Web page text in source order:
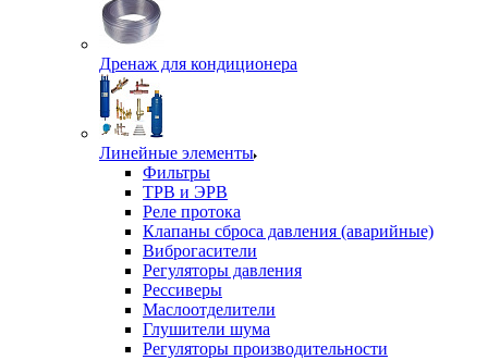
Дренаж для кондиционера
Линейные элементы
Фильтры
ТРВ и ЭРВ
Реле протока
Клапаны сброса давления (аварийные)
Виброгасители
Регуляторы давления
Рессиверы
Маслоотделители
Глушители шума
Регуляторы производительности